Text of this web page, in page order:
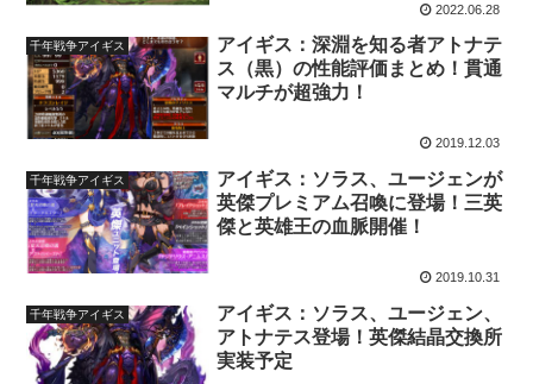
2022.06.28
千年戦争アイギス
アイギス：深淵を知る者アトナテ
ス（黒）の性能評価まとめ！貫通
マルチが超強力！
2019.12.03
千年戦争アイギス
アイギス：ソラス、ユージェンが
英傑プレミアム召喚に登場！三英
傑と英雄王の血脈開催！
2019.10.31
千年戦争アイギス
アイギス：ソラス、ユージェン、
アトナテス登場！英傑結晶交換所
実装予定